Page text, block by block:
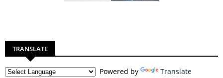
TRANSLATE
Powered by Translate